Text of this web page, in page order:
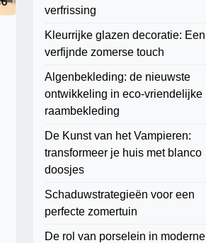
verfrissing
Kleurrijke glazen decoratie: Een
verfijnde zomerse touch
Algenbekleding: de nieuwste
ontwikkeling in eco-vriendelijke
raambekleding
De Kunst van het Vampieren:
transformeer je huis met blanco
doosjes
Schaduwstrategieën voor een
perfecte zomertuin
De rol van porselein in moderne